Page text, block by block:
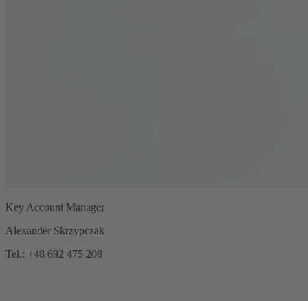
Key Account Manager
Alexander Skrzypczak
Tel.: +48 692 475 208